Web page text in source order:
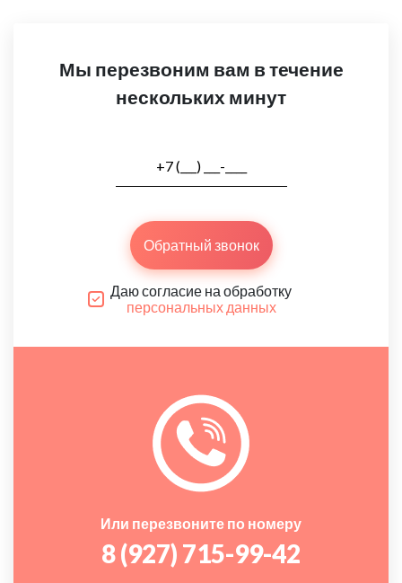
Мы перезвоним вам в течение
нескольких минут
Обратный звонок
Даю согласие на обработку
персональных данных
Или перезвоните по номеру
8 (927) 715-99-42